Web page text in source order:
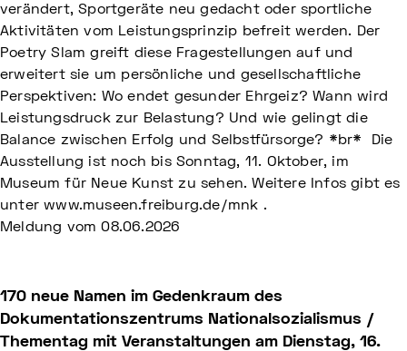
verändert, Sportgeräte neu gedacht oder sportliche
Aktivitäten vom Leistungsprinzip befreit werden. Der
Poetry Slam greift diese Fragestellungen auf und
erweitert sie um persönliche und gesellschaftliche
Perspektiven: Wo endet gesunder Ehrgeiz? Wann wird
Leistungsdruck zur Belastung? Und wie gelingt die
Balance zwischen Erfolg und Selbstfürsorge? *br* Die
Ausstellung ist noch bis Sonntag, 11. Oktober, im
Museum für Neue Kunst zu sehen. Weitere Infos gibt es
unter www.museen.freiburg.de/mnk .
Meldung vom08.06.2026
170 neue Namen im Gedenkraum des
Dokumentationszentrums Nationalsozialismus /
Thementag mit Veranstaltungen am Dienstag, 16.